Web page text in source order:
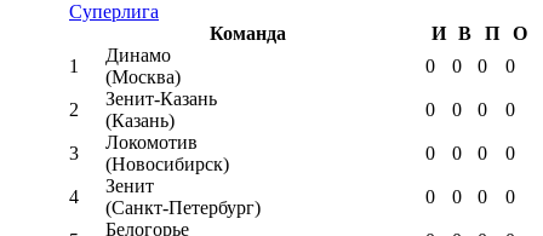
Суперлига
Команда
И В П
О
1
Динамо
(Москва)
0 0 0 0
2
Зенит-Казань
(Казань)
0 0 0 0
3
Локомотив
(Новосибирск)
0 0 0 0
4
Зенит
(Санкт-Петербург)
0 0 0 0
Белогорье